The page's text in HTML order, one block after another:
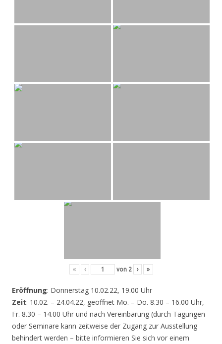
« ‹ von 2 › »
Eröffnung: Donnerstag 10.02.22, 19.00 Uhr
Zeit: 10.02. – 24.04.22, geöffnet Mo. – Do. 8.30 – 16.00 Uhr,
Fr. 8.30 – 14.00 Uhr und nach Vereinbarung (durch Tagungen
oder Seminare kann zeitweise der Zugang zur Ausstellung
behindert werden – bitte informieren Sie sich vor einem